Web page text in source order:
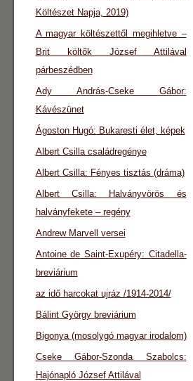
Költészet Napja, 2019)
A magyar költészettől megihletve –
Brit költők József Attilával
párbeszédben
Ady András-Cseke Gábor:
Kávészünet
Ágoston Hugó: Bukaresti élet, képek
Albert Csilla családregénye
Albert Csilla: Fényes tisztás (dráma)
Albert Csilla: Halványvörös és
halványfekete – regény
Andrew Marvell versei
Antoine de Saint-Exupéry: Citadella-
breviárium
az idő harcokat ujráz /1914-2014/
Bálint György breviárium
Bigonya (mosolygó magyar irodalom)
Cseke Gábor-Szonda Szabolcs:
Hajónapló József Attilával